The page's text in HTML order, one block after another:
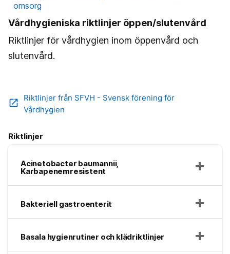
omsorg
Vårdhygieniska riktlinjer öppen/slutenvård
Riktlinjer för vårdhygien inom öppenvård och
slutenvård.
open_in_new
Riktlinjer från SFVH - Svensk förening för
Vårdhygien
Riktlinjer
Acinetobacter baumannii,
Karbapenemresistent
Bakteriell gastroenterit
Basala hygienrutiner och klädriktlinjer